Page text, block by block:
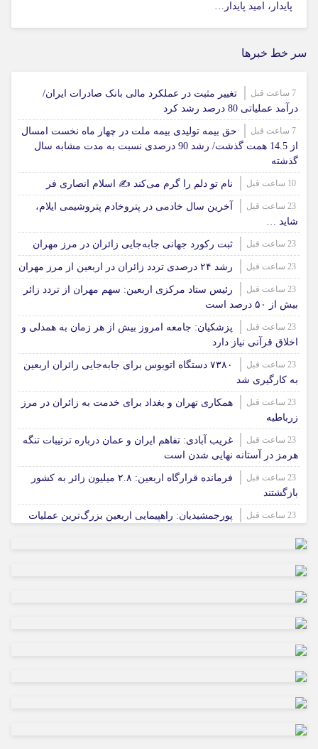
پایدار، امید پایدار…
سر خط خبرها
تغییر مثبت در عملکرد مالی بانک صادرات ایران/
درآمد عملیاتی 80 درصد رشد کرد
حق بیمه تولیدی بیمه ملت در چهار ماه نخست امسال
از 14.5 همت گذشت/ رشد 90 درصدی نسبت به مدت مشابه سال
گذشته
نام تو دلم را گرم می‌کند ✍️ اسلام انصاری فر
آخرین سال خادمی در پتروخادم پتروشیمی ایلام،
شاید …
ثبت رکورد جهانی جابه‌جایی زائران در مرز مهران
رشد ۲۴ درصدی تردد زائران در اربعین از مرز مهران
رئیس ستاد مرکزی اربعین: سهم مهران از تردد زائر
بیش از ۵۰ درصد است
پزشکیان: جامعه امروز بیش از هر زمان به همدلی و
اخلاق قرآنی نیاز دارد
۷۳۸۰ دستگاه اتوبوس برای جابه‌جایی زائران اربعین
به‌ کارگیری شد
همکاری تهران و بغداد برای خدمت به زائران در مرز
زرباطیه
غریب آبادی: تفاهم ایران و عمان درباره ترتیبات تنگه
هرمز در آستانه نهایی شدن است
فرمانده قرارگاه اربعین: ۲.۸ میلیون زائر به کشور
بازگشتند
پورجمشیدیان: راهپیمایی اربعین بزرگ‌ترین عملیات
1 روز قبل
تجاری‌سازی دانش بومی آبزی‌پروری